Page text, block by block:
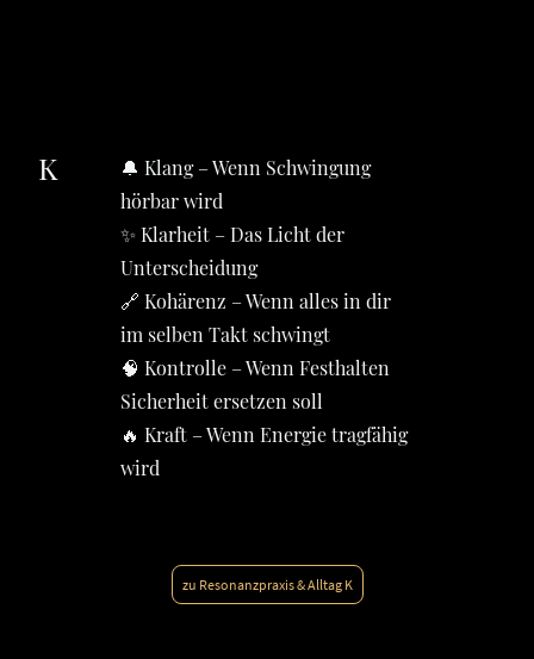
K
🔔 Klang – Wenn Schwingung
hörbar wird
✨ Klarheit – Das Licht der
Unterscheidung
🔗 Kohärenz – Wenn alles in dir
im selben Takt schwingt
🧠 Kontrolle – Wenn Festhalten
Sicherheit ersetzen soll
🔥 Kraft – Wenn Energie tragfähig
wird
zu Resonanzpraxis & Alltag K